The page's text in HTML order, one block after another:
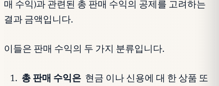
매 수익)과 관련된 총 판매 수익의 공제를 고려하는
결과 금액입니다.
이들은 판매 수익의 두 가지 분류입니다.
총 판매 수익은 현금 이나 신용에 대 한 상품 또